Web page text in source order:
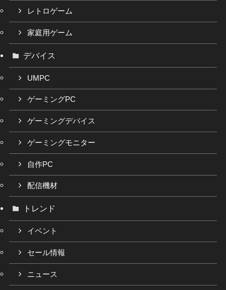
レトロゲーム
家庭用ゲーム
デバイス
UMPC
ゲーミングPC
ゲーミングデバイス
ゲーミングモニター
自作PC
配信機材
トレンド
イベント
セール情報
ニュース